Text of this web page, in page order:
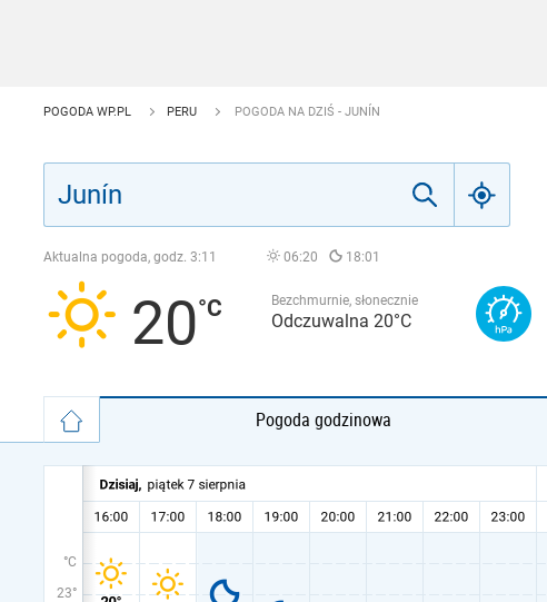
POGODA WP.PL PERU POGODA NA DZIŚ - JUNÍN
Aktualna pogoda, godz. 3:11 06:20 18:01
20 Bezchmurnie, słonecznie
Odczuwalna 20°C
Pogoda godzinowa
°C
23°